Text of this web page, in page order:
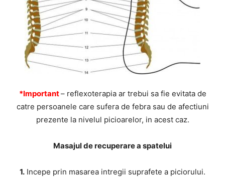
*Important– reflexoterapia ar trebui sa fie evitata de
catre persoanele care sufera de febra sau de afectiuni
prezente la nivelul picioarelor, in acest caz.
Masajul de recuperare a spatelui
1. Incepe prin masarea intregii suprafete a piciorului.